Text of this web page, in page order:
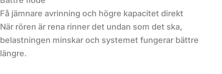
Få jämnare avrinning och högre kapacitet direkt
När rören är rena rinner det undan som det ska,
belastningen minskar och systemet fungerar bättre
längre.